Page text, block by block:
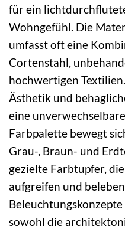
für ein
Wohngefühl. Die
umfasst oft eine
Cortenstahl,
hochwertigen
Ästhetik und
eine
Farbpalette bewegt
Grau-, Braun- und
gezielte Farbtupfer,
aufgreifen und
sowohl die